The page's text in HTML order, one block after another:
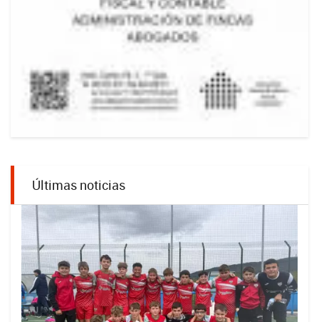
Últimas noticias